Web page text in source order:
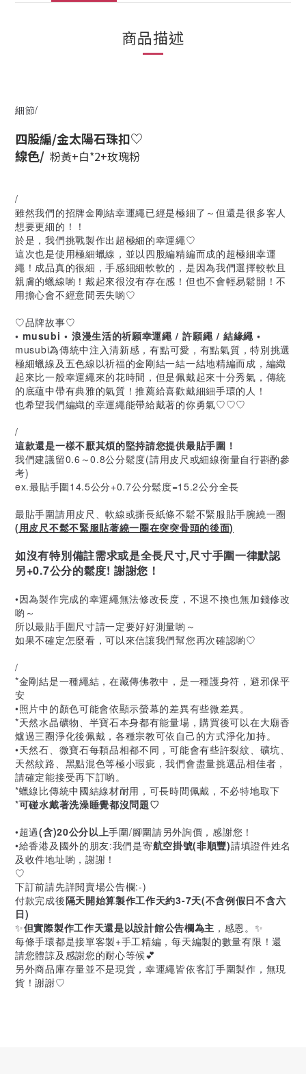
商品描述
細節/
四股編/金太陽石珠扣♡
線色/ 粉黃+白*2+玫瑰粉
/
雖然我們的招牌金剛結幸運繩已經是極細了～但還是很多客人
想要更細的！！
於是，我們挑戰製作出超極細的幸運繩♡
這次也是使用極細蠟線，並以四股編精編而成的超極細幸運
繩！成品真的很細，手感細細軟軟的，是因為我們選擇較軟且
親膚的蠟線喲！戴起來很沒有存在感！但也不會輕易鬆開！不
用擔心會不經意間丟失喲♡
♡品牌故事♡
• musubi • 浪漫生活的祈願幸運繩 / 許願繩 / 結緣繩 •
musubi為傳統中注入清新感，有點可愛，有點氣質，特別挑選
極細蠟線及五色線以祈福的金剛結一結一結地精編而成，編織
起來比一般幸運繩來的花時間，但是佩戴起來十分秀氣，傳統
的底蘊中帶有典雅的氣質！推薦給喜歡戴細細手環的人！
也希望我們編織的幸運繩能帶給戴著的你勇氣♡♡♡
/
這款還是一樣不厭其煩的堅持請您提供最貼手圍！
我們建議留0.6～0.8公分鬆度(請用皮尺或細線衡量自行斟酌參
考)
ex.最貼手圍14.5公分+0.7公分鬆度=15.2公分全長
最貼手圍請用皮尺、軟線或撕長紙條不鬆不緊服貼手腕繞一圈
(用皮尺不鬆不緊服貼著繞一圈在突突骨頭的後面)
如沒有特別備註需求或是全長尺寸,尺寸手圍一律默認
另+0.7公分的鬆度! 謝謝您！
•因為製作完成的幸運繩無法修改長度，不退不換也無加錢修改
喲～
所以最貼手圍尺寸請一定要好好測量喲～
如果不確定怎麼看，可以來信讓我們幫您再次確認喲♡
/
*金剛結是一種繩結，在藏傳佛教中，是一種護身符，避邪保平
安
•照片中的顏色可能會依顯示螢幕的差異有些微差異。
*天然水晶礦物、半寶石本身都有能量場，購買後可以在大廟香
爐過三圈淨化後佩戴，各種宗教可依自己的方式淨化加持。
•天然石、微寶石每顆品相都不同，可能會有些許裂紋、礦坑、
天然紋路、黑點混色等極小瑕疵，我們會盡量挑選品相佳者，
請確定能接受再下訂喲。
*蠟線比傳統中國結線材耐用，可長時間佩戴，不必特地取下
*可碰水戴著洗澡睡覺都沒問題♡
•超過(含)20公分以上手圍/腳圍請另外詢價，感謝您！
•給香港及國外的朋友:我們是寄航空掛號(非順豐)請填證件姓名
及收件地址喲，謝謝！
♡
下訂前請先詳閱賣場公告欄:-)
付款完成後隔天開始算製作工作天約3-7天(不含例假日不含六
日)
✨但實際製作工作天還是以設計館公告欄為主 ，感恩。✨
每條手環都是接單客製+手工精編，每天編製的數量有限！還
請您體諒及感謝您的耐心等候💕
另外商品庫存量並不是現貨，幸運繩皆依客訂手圍製作，無現
貨！謝謝♡